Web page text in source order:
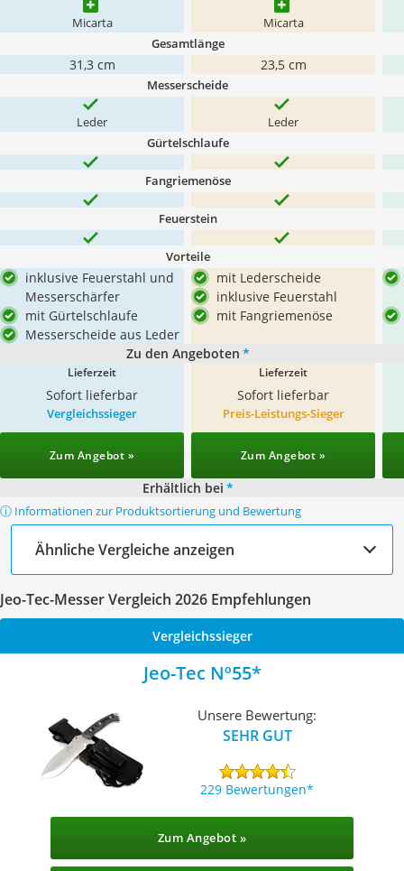
Micarta Micarta
Gesamtlänge
31,3 cm 23,5 cm
Messerscheide
Leder Leder
Gürtelschlaufe
Fangriemenöse
Feuerstein
Vorteile
inklusive Feuerstahl und
Messerschärfer
mit Gürtelschlaufe
Messerscheide aus Leder
mit Lederscheide
inklusive Feuerstahl
mit Fangriemenöse
Zu den Angeboten *
Lieferzeit
Sofort lieferbar
Lieferzeit
Sofort lieferbar
Vergleichssieger
Zum Angebot »
Preis-Leistungs-Sieger
Zum Angebot »
Erhältlich bei *
ⓘ Informationen zur Produktsortierung und Bewertung
Ähnliche Vergleiche anzeigen
Jeo-Tec-Messer Vergleich 2026 Empfehlungen
Vergleichssieger
Jeo-Tec Nº55
Unsere Bewertung:
SEHR GUT
229 Bewertungen
Zum Angebot »